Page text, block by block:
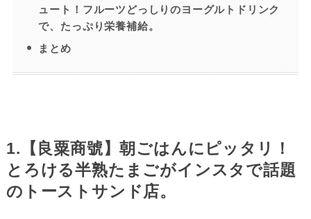
ュート！フルーツどっしりのヨーグルトドリンク
で、たっぷり栄養補給。
まとめ
1.【良粟商號】朝ごはんにピッタリ！
とろける半熟たまごがインスタで話題
のトーストサンド店。